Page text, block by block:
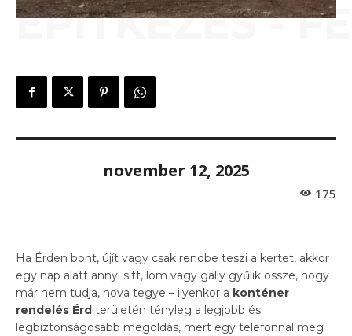
ÉPÍTKEZÉS -
november 12, 2025
175
Ha Érden bont, újít vagy csak rendbe teszi a kertet, akkor
egy nap alatt annyi sitt, lom vagy gally gyűlik össze, hogy
már nem tudja, hova tegye – ilyenkor a konténer
rendelés Érd területén tényleg a legjobb és
legbiztonságosabb megoldás, mert egy telefonnal meg